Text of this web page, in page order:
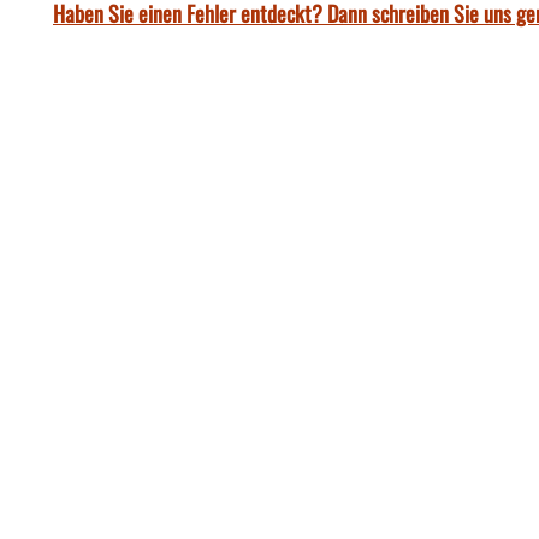
Haben Sie einen Fehler entdeckt? Dann schreiben Sie uns